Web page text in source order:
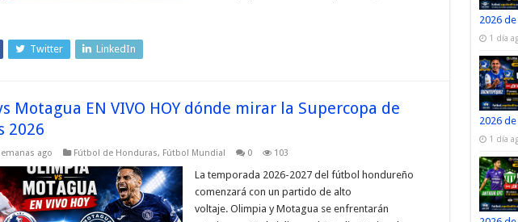
Twitter LinkedIn
Motagua EN VIVO HOY dónde mirar la Supercopa de
2026
ago Fútbol de Honduras, Fútbol Mundial 0 103
La temporada 2026-2027 del fútbol hondureño
comenzará con un partido de alto
voltaje. Olimpia y Motagua se enfrentarán
2026
1 día
2026
1 día